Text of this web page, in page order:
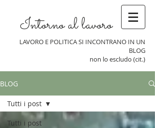
Intorno al lavoro
LAVORO E POLITICA SI INCONTRANO IN UN
BLOG
non lo escludo (cit.)
BLOG
Tutti i post
Tutti i post